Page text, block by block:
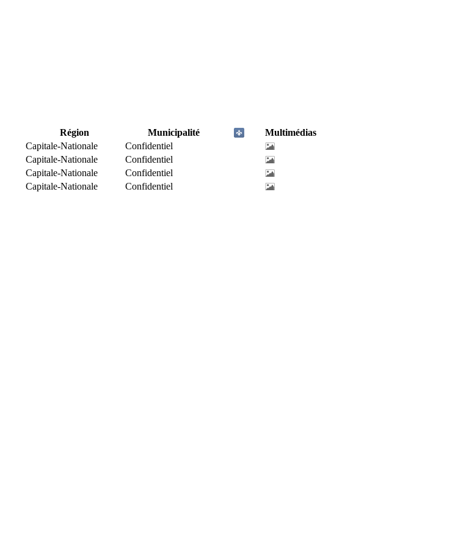
Région Municipalité
Multimédias
Capitale-Nationale
Confidentiel
Capitale-Nationale
Confidentiel
Capitale-Nationale
Confidentiel
Capitale-Nationale Confidentiel